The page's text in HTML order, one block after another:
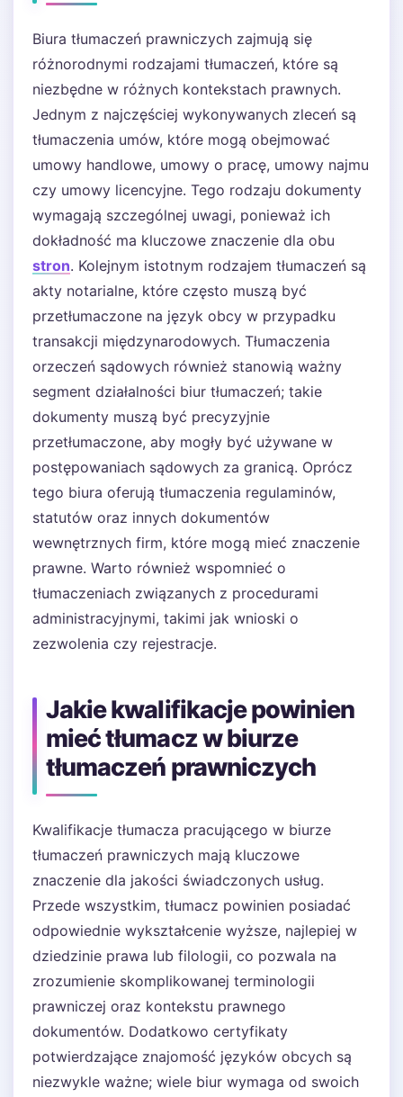
Biura tłumaczeń prawniczych zajmują się
różnorodnymi rodzajami tłumaczeń, które są
niezbędne w różnych kontekstach prawnych.
Jednym z najczęściej wykonywanych zleceń są
tłumaczenia umów, które mogą obejmować
umowy handlowe, umowy o pracę, umowy najmu
czy umowy licencyjne. Tego rodzaju dokumenty
wymagają szczególnej uwagi, ponieważ ich
dokładność ma kluczowe znaczenie dla obu
stron. Kolejnym istotnym rodzajem tłumaczeń są
akty notarialne, które często muszą być
przetłumaczone na język obcy w przypadku
transakcji międzynarodowych. Tłumaczenia
orzeczeń sądowych również stanowią ważny
segment działalności biur tłumaczeń; takie
dokumenty muszą być precyzyjnie
przetłumaczone, aby mogły być używane w
postępowaniach sądowych za granicą. Oprócz
tego biura oferują tłumaczenia regulaminów,
statutów oraz innych dokumentów
wewnętrznych firm, które mogą mieć znaczenie
prawne. Warto również wspomnieć o
tłumaczeniach związanych z procedurami
administracyjnymi, takimi jak wnioski o
zezwolenia czy rejestracje.
Jakie kwalifikacje powinien
mieć tłumacz w biurze
tłumaczeń prawniczych
Kwalifikacje tłumacza pracującego w biurze
tłumaczeń prawniczych mają kluczowe
znaczenie dla jakości świadczonych usług.
Przede wszystkim, tłumacz powinien posiadać
odpowiednie wykształcenie wyższe, najlepiej w
dziedzinie prawa lub filologii, co pozwala na
zrozumienie skomplikowanej terminologii
prawniczej oraz kontekstu prawnego
dokumentów. Dodatkowo certyfikaty
potwierdzające znajomość języków obcych są
niezwykle ważne; wiele biur wymaga od swoich